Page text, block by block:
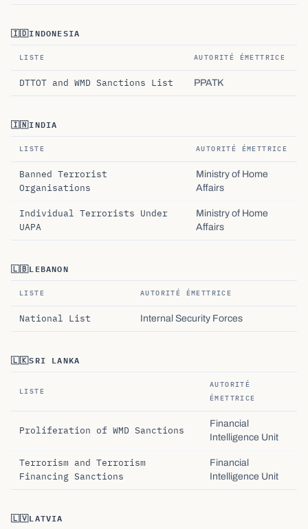
🇮🇩INDONESIA
LISTE AUTORITÉ ÉMETTRICE
DTTOT and WMD Sanctions List PPATK
🇮🇳INDIA
LISTE AUTORITÉ ÉMETTRICE
Banned Terrorist
Organisations
Ministry of Home
Affairs
Individual Terrorists Under
UAPA
Ministry of Home
Affairs
🇱🇧LEBANON
LISTE AUTORITÉ ÉMETTRICE
National List Internal Security Forces
🇱🇰SRI LANKA
LISTE
AUTORITÉ
ÉMETTRICE
Proliferation of WMD Sanctions
Financial
Intelligence Unit
Terrorism and Terrorism
Financing Sanctions
Financial
Intelligence Unit
🇱🇻LATVIA